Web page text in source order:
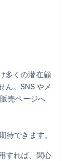
多くの潜在顧
ん。SNS やメ
売ページへ
待できます。
すれば、関心